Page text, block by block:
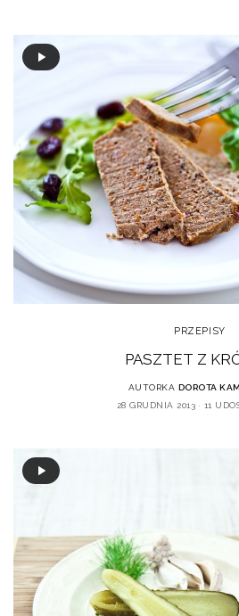
PRZEPISY
PASZTET Z
AUTORKA DOROTA
28 GRUDNIA 2013
11